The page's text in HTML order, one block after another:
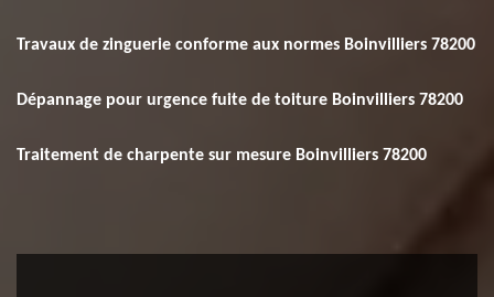
Travaux de zinguerie conforme aux normes Boinvilliers 78200
Dépannage pour urgence fuite de toiture Boinvilliers 78200
Traitement de charpente sur mesure Boinvilliers 78200